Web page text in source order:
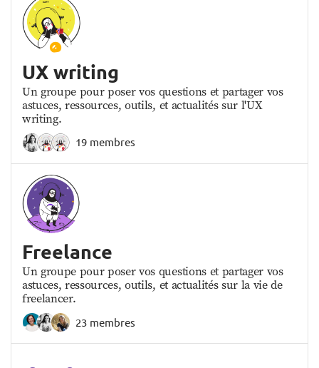
UX writing
Un groupe pour poser vos questions et partager vos
astuces, ressources, outils, et actualités sur l'UX
writing.
19 membres
Freelance
Un groupe pour poser vos questions et partager vos
astuces, ressources, outils, et actualités sur la vie de
freelancer.
23 membres